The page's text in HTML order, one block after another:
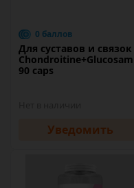
0 баллов
Для суставов и
90 caps
Уведомить